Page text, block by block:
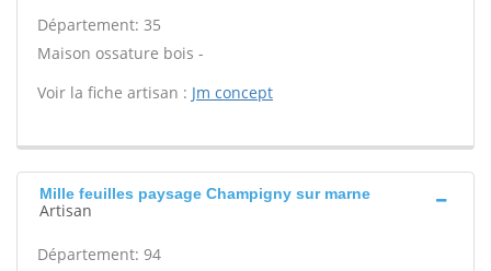
Département: 35
Maison ossature bois -
Voir la fiche artisan : Jm concept
Mille feuilles paysage Champigny sur marne
Artisan
Département: 94